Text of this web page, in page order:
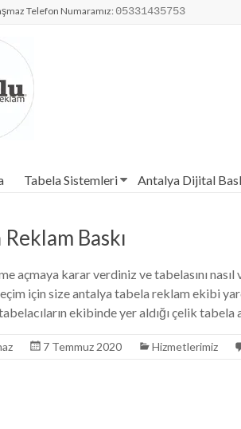
Telefon Numaramız: 05331435753
Dijital Baskı
Tabela Sistemleri Antalya Dijital
Baskı
açmaya karar verdiniz ve tabelasını
için size antalya tabela reklam ekibi
ekibinde yer aldığı çelik tabela
7 Temmuz 2020 Hizmetlerimiz